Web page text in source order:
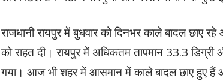
राजधानी रायपुर में बुधवार को दिनभर काले बादल छाए
को राहत दी। रायपुर में अधिकतम तापमान 33.3
गया। आज भी शहर में आसमान में काले बादल छाए हुए हैं